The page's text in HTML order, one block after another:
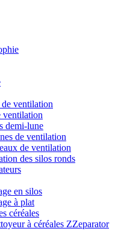
de ventilation
ventilation
demi-lune
de ventilation
de ventilation
des silos ronds
en silos
à plat
céréales
à céréales ZZeparator